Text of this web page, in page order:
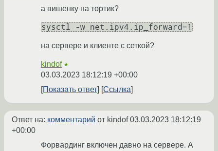
а вишенку на тортик?
sysctl -w net.ipv4.ip_forward=1
на сервере и клиенте с сеткой?
kindof ★
03.03.2023 18:12:19 +00:00
Показать ответ
Ссылка
Ответ на: комментарий от kindof03.03.2023 18:12:19
+00:00
Форвардинг включен давно на сервере. А